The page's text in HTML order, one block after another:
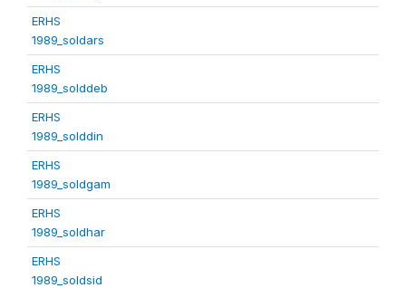
ERHS
1989_soldars
ERHS
1989_solddeb
ERHS
1989_solddin
ERHS
1989_soldgam
ERHS
1989_soldhar
ERHS
1989_soldsid